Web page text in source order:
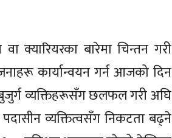
क्यारियरका बारेमा चिन्तन गरी
कार्यान्वयन गर्न आजको दिन
व्यक्तिहरूसँग छलफल गरी अघि
व्यक्तित्वसँग निकटता बढ्ने